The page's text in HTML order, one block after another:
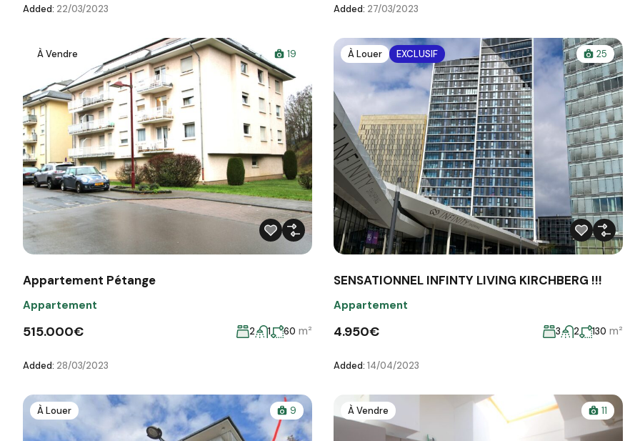
Added: 22/03/2023 Added: 27/03/2023
À Vendre 19
Appartement Pétange
Appartement
515.000€ 2 1 60 m²
Added: 28/03/2023
À Louer EXCLUSIF 25
SENSATIONNEL INFINTY LIVING KIRCHBERG !!!
Appartement
4.950€ 3 2 130 m²
Added: 14/04/2023
À Louer 9 À Vendre 11